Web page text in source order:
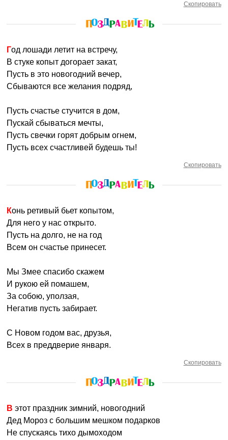
Скопировать
Год лошади летит на встречу,
В стуке копыт догорает закат,
Пусть в это новогодний вечер,
Сбываются все желания подряд,
Пусть счастье стучится в дом,
Пускай сбываться мечты,
Пусть свечки горят добрым огнем,
Пусть всех счастливей будешь ты!
Скопировать
Конь ретивый бьет копытом,
Для него у нас открыто.
Пусть на долго, не на год
Всем он счастье принесет.
Мы Змее спасибо скажем
И рукою ей помашем,
За собою, уползая,
Негатив пусть забирает.
С Новом годом вас, друзья,
Всех в преддверие января.
Скопировать
В этот праздник зимний, новогодний
Дед Мороз с большим мешком подарков
Не спускаясь тихо дымоходом